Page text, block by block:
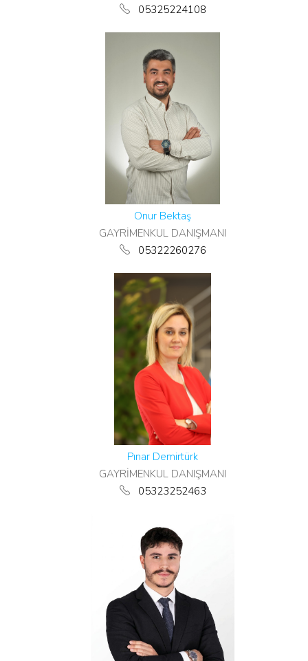
05325224108
Onur Bektaş
GAYRİMENKUL DANIŞMANI
05322260276
Pınar Demirtürk
GAYRİMENKUL DANIŞMANI
05323252463